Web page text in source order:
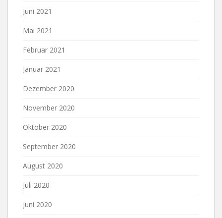
Juni 2021
Mai 2021
Februar 2021
Januar 2021
Dezember 2020
November 2020
Oktober 2020
September 2020
August 2020
Juli 2020
Juni 2020